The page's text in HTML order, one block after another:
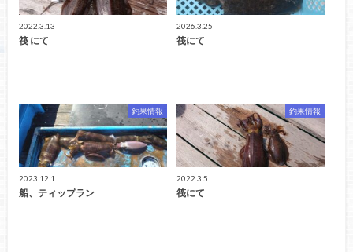
2022.3.13
筏 にて
2026.3.25
筏にて
釣果情報
2023.12.1
船、ティップラン
釣果情報
2022.3.5
筏にて